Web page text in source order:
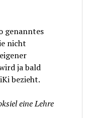
genanntes
nicht
ja bald
bezieht.
eine Lehre